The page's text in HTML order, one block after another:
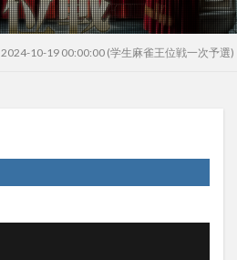
2024-10-19 00:00:00 (学生麻雀王位戦一次予選)